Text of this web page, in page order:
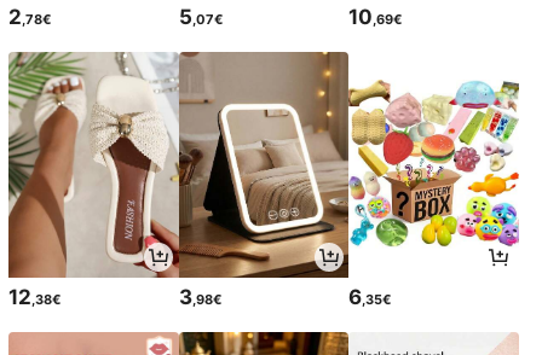
2 ,78€ 5 ,07€ 10 ,69€
12,38€ 3,98€ 6,35€